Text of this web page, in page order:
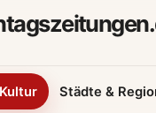
Städte &